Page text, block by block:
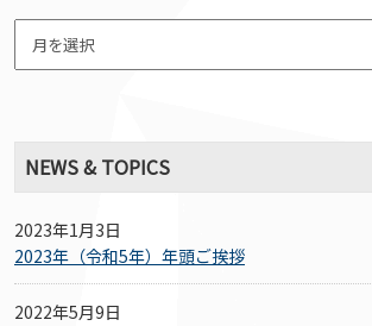
NEWS & TOPICS
2023年1月3日
2023年（令和5年）年頭ご挨拶
2022年5月9日